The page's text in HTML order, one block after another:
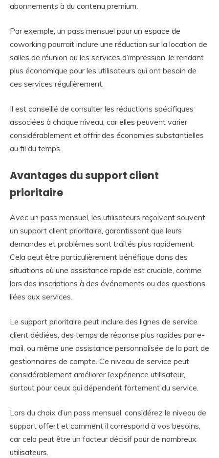
abonnements à du contenu premium.
Par exemple, un pass mensuel pour un espace de
coworking pourrait inclure une réduction sur la location de
salles de réunion ou les services d’impression, le rendant
plus économique pour les utilisateurs qui ont besoin de
ces services régulièrement.
Il est conseillé de consulter les réductions spécifiques
associées à chaque niveau, car elles peuvent varier
considérablement et offrir des économies substantielles
au fil du temps.
Avantages du support client
prioritaire
Avec un pass mensuel, les utilisateurs reçoivent souvent
un support client prioritaire, garantissant que leurs
demandes et problèmes sont traités plus rapidement.
Cela peut être particulièrement bénéfique dans des
situations où une assistance rapide est cruciale, comme
lors des inscriptions à des événements ou des questions
liées aux services.
Le support prioritaire peut inclure des lignes de service
client dédiées, des temps de réponse plus rapides par e-
mail, ou même une assistance personnalisée de la part de
gestionnaires de compte. Ce niveau de service peut
considérablement améliorer l’expérience utilisateur,
surtout pour ceux qui dépendent fortement du service.
Lors du choix d’un pass mensuel, considérez le niveau de
support offert et comment il correspond à vos besoins,
car cela peut être un facteur décisif pour de nombreux
utilisateurs.